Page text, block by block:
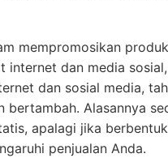
mempromosikan
dan media
dan sosial media,
bertambah. Alasannya
apalagi jika
penjualan Anda.